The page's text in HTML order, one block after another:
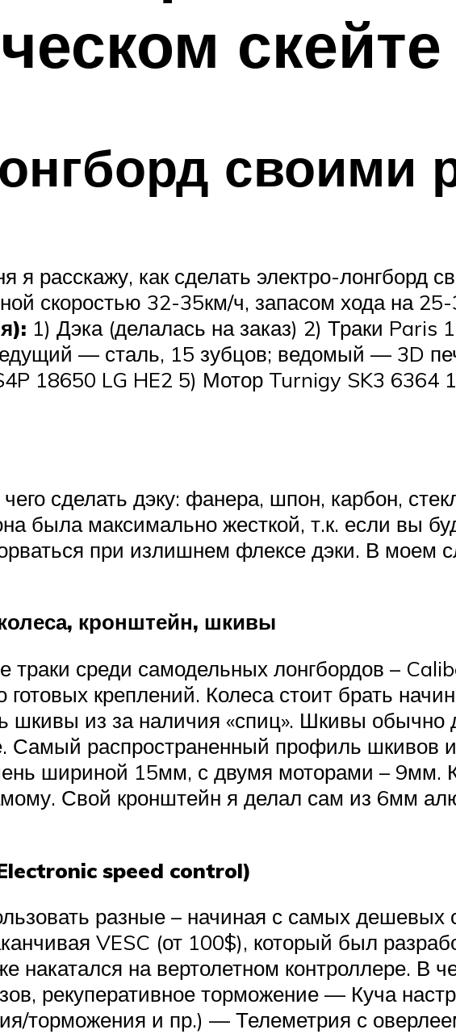
скейте
своими
я расскажу, как сделать электро-лонгборд
скоростью 32-35км/ч, запасом хода на
1) Дэка (делалась на заказ) 2) Траки
— сталь, 15 зубцов; ведомый — 3D
18650 LG HE2 5) Мотор Turnigy SK3 6364
сделать дэку: фанера, шпон, карбон,
была максимально жесткой, т.к. если вы
при излишнем флексе дэки. В моем
кронштейн, шкивы
среди самодельных лонгбордов –
готовых креплений. Колеса стоит брать
шкивы из за наличия «спиц». Шкивы
Самый распространенный профиль шкивов
шириной 15мм, с двумя моторами – 9мм.
Свой кронштейн я делал сам из 6мм
speed control)
разные – начиная с самых дешевых
VESC (от 100$), который был
накатался на вертолетном контроллере.
рекуперативное торможение — Куча
торможения и пр.) — Телеметрия с